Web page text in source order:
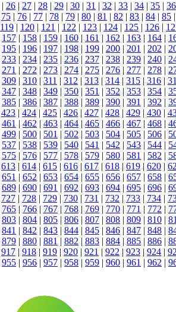
| 26 | 27 | 28 | 29 | 30 | 31 | 32 | 33 | 34 | 35 | 36
75 | 76 | 77 | 78 | 79 | 80 | 81 | 82 | 83 | 84 | 85 |
119 | 120 | 121 | 122 | 123 | 124 | 125 | 126 |
157 | 158 | 159 | 160 | 161 | 162 | 163 | 164 |
195 | 196 | 197 | 198 | 199 | 200 | 201 | 202 |
233 | 234 | 235 | 236 | 237 | 238 | 239 | 240 |
271 | 272 | 273 | 274 | 275 | 276 | 277 | 278 |
309 | 310 | 311 | 312 | 313 | 314 | 315 | 316 |
347 | 348 | 349 | 350 | 351 | 352 | 353 | 354 |
385 | 386 | 387 | 388 | 389 | 390 | 391 | 392 |
423 | 424 | 425 | 426 | 427 | 428 | 429 | 430 |
461 | 462 | 463 | 464 | 465 | 466 | 467 | 468 |
499 | 500 | 501 | 502 | 503 | 504 | 505 | 506 |
537 | 538 | 539 | 540 | 541 | 542 | 543 | 544 |
575 | 576 | 577 | 578 | 579 | 580 | 581 | 582 |
613 | 614 | 615 | 616 | 617 | 618 | 619 | 620 |
651 | 652 | 653 | 654 | 655 | 656 | 657 | 658 |
689 | 690 | 691 | 692 | 693 | 694 | 695 | 696 |
727 | 728 | 729 | 730 | 731 | 732 | 733 | 734 |
765 | 766 | 767 | 768 | 769 | 770 | 771 | 772 |
803 | 804 | 805 | 806 | 807 | 808 | 809 | 810 |
841 | 842 | 843 | 844 | 845 | 846 | 847 | 848 |
879 | 880 | 881 | 882 | 883 | 884 | 885 | 886 |
917 | 918 | 919 | 920 | 921 | 922 | 923 | 924 |
955 | 956 | 957 | 958 | 959 | 960 | 961 | 962 |